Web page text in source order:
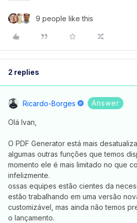
9 people like this
2 replies
Ricardo-Borges Answer
Olá Ivan,
O PDF Generator está mais
algumas outras funções que temos
momento ele é mais limitado no que
infelizmente.
ossas equipes estão cientes da
estão trabalhando em uma versão
customizável, mas ainda não temos
o lançamento.